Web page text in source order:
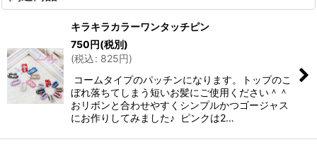
キラキラカラーワンタッチピン
750円(税別)
(税込: 825円)
コームタイプのパッチンになります。トップのこ
ぼれ落ちてしまう短いお髪にご使用ください＾＾
おリボンと合わせやすくシンプルかつゴージャス
にお作りしてみました♪ ピンクは2…